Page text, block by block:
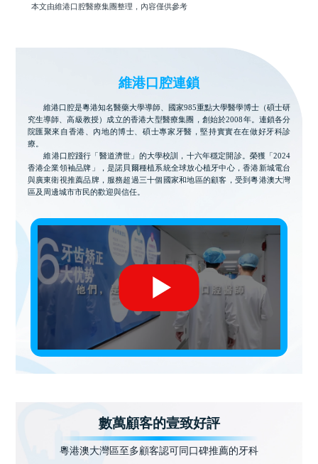
本文由維港口腔醫療集團整理，內容僅供參考
維港口腔連鎖
維港口腔是粵港知名醫藥大學導師、國家985重點大學醫學博士（碩士研
究生導師、高級教授）成立的香港大型醫療集團，創始於2008年。連鎖各分
院匯聚來自香港、內地的博士、碩士專家牙醫，堅持實實在在做好牙科診
療。
維港口腔踐行「醫道濟世」的大學校訓，十六年穩定開診。榮獲「2024
香港企業領袖品牌」，是諾貝爾種植系統全球放心植牙中心，香港新城電台
與廣東衛視推薦品牌，服務超過三十個國家和地區的顧客，受到粵港澳大灣
區及周邊城市市民的歡迎與信任。
數萬顧客的壹致好評
粵港澳大灣區至多顧客認可同口碑推薦的牙科